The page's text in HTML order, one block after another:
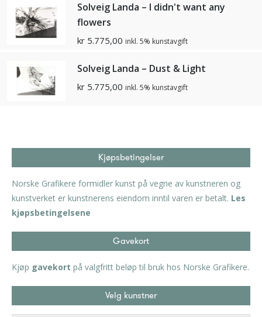
Solveig Landa – I didn't want any
flowers
kr 5.775,00 inkl. 5% kunstavgift
Solveig Landa – Dust & Light
kr 5.775,00 inkl. 5% kunstavgift
Kjøpsbetingelser
Norske Grafikere formidler kunst på vegne av kunstneren og
kunstverket er kunstnerens eiendom inntil varen er betalt. Les
kjøpsbetingelsene
Gavekort
Kjøp gavekort på valgfritt beløp til bruk hos Norske Grafikere.
Velg kunstner